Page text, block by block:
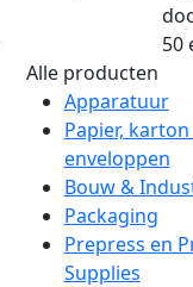
50
Alle producten
Apparatuur
Papier,
enveloppen
Bouw &
Packaging
Prepress en
Supplies